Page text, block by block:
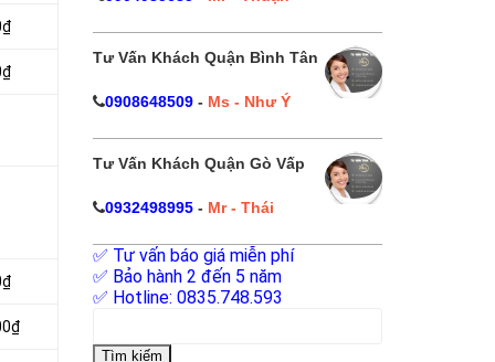
Tư Vấn Khách Quận Bình Tân
0908648509- Ms - Như Ý
Tư Vấn Khách Quận Gò Vấp
0932498995- Mr - Thái
✅ Tư vấn báo giá miễn phí
✅ Bảo hành 2 đến 5 năm
✅ Hotline: 0835.748.593